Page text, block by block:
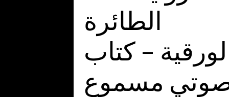
الطائرة
– كتاب
مسموع